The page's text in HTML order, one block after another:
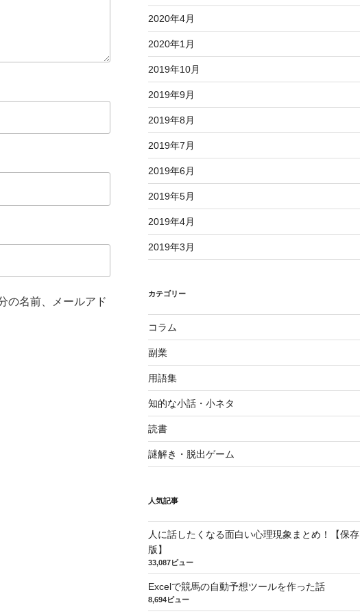
の名前、メールアド
2020年4月
2020年1月
2019年10月
2019年9月
2019年8月
2019年7月
2019年6月
2019年5月
2019年4月
2019年3月
カテゴリー
コラム
副業
用語集
知的な小話・小ネタ
読書
謎解き・脱出ゲーム
人気記事
人に話したくなる面白い心理現象まとめ！【保存
版】
33,087ビュー
Excelで競馬の自動予想ツールを作った話
8,694ビュー